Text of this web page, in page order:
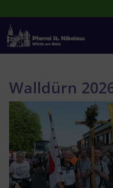
Inhalt
springen
Walldürn